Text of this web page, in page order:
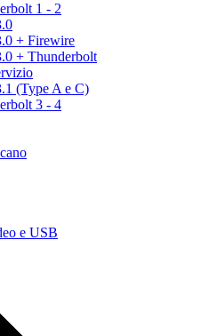
1 - 2
+ Firewire
+ Thunderbolt
(Type A e C)
3 - 4
e USB